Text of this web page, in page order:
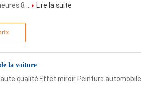
8 ...
Lire la suite
la voiture
qualité Effet miroir Peinture automobile